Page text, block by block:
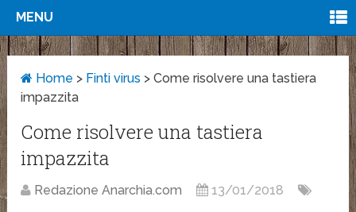
MENU
Home > Finti virus >Come risolvere una tastiera
impazzita
Come risolvere una tastiera
impazzita
Redazione Anarchia.com 13/01/2018